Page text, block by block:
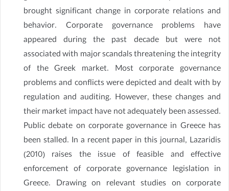
brought significant change in corporate relations and
behavior. Corporate governance problems have
appeared during the past decade but were not
associated with major scandals threatening the integrity
of the Greek market. Most corporate governance
problems and conflicts were depicted and dealt with by
regulation and auditing. However, these changes and
their market impact have not adequately been assessed.
Public debate on corporate governance in Greece has
been stalled. In a recent paper in this journal, Lazaridis
(2010) raises the issue of feasible and effective
enforcement of corporate governance legislation in
Greece. Drawing on relevant studies on corporate